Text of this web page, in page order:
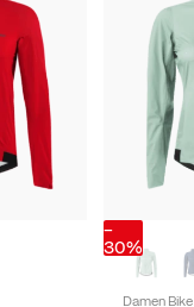
-
30%
Damen Bike